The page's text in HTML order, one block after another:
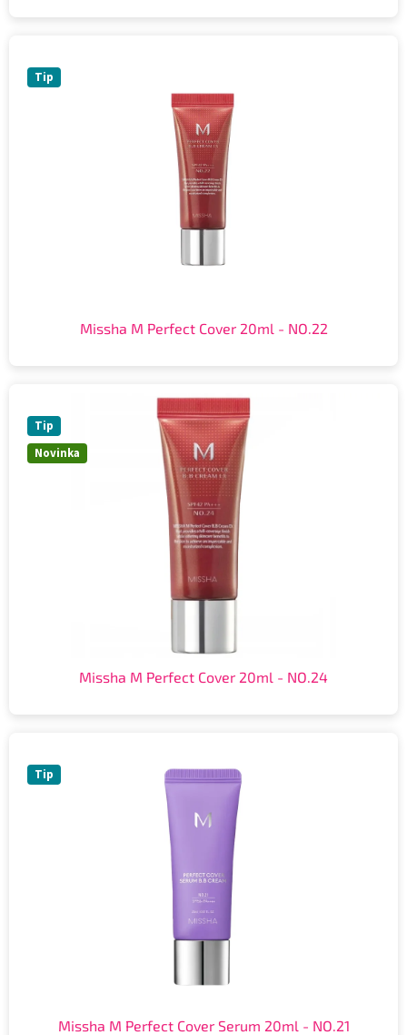
Tip
Missha M Perfect Cover 20ml - NO.22
Novinka
Tip
Missha M Perfect Cover 20ml - NO.24
Tip
Missha M Perfect Cover Serum 20ml - NO.21